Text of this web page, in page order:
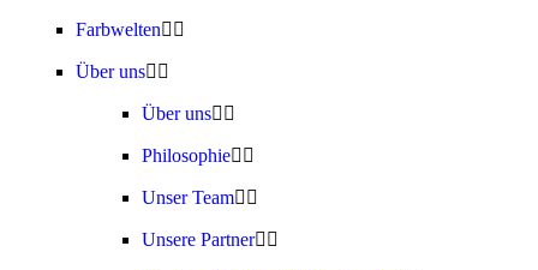
Farbwelten
Über uns
Über uns
Philosophie
Unser Team
Unsere Partner